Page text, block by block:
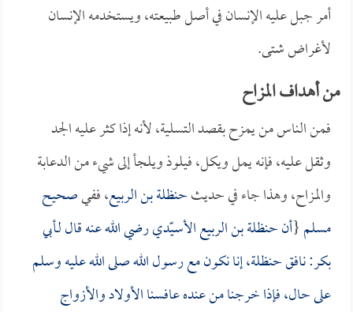
أمر جبل عليه الإنسان في أصل طبيعته، ويستخدمه الإنسان
لأغراض شتى.
من أهداف المزاح
فمن الناس من يمزح بقصد التسلية، لأنه إذا كثر عليه الجد
وثقل عليه، فإنه يمل ويكل، فيلوذ ويلجأ إلى شيء من الدعابة
والمزاح، وهذا جاء في حديثحنظلة بن الربيع، ففيصحيح
مسلم{أنحنظلة بن الربيع الأسيّديرضي الله عنه قال لـأبي
بكر: نافقحنظلة، إنا نكون مع رسول الله صلى الله عليه وسلم
على حال، فإذا خرجنا من عنده عافسنا الأولاد والأزواج